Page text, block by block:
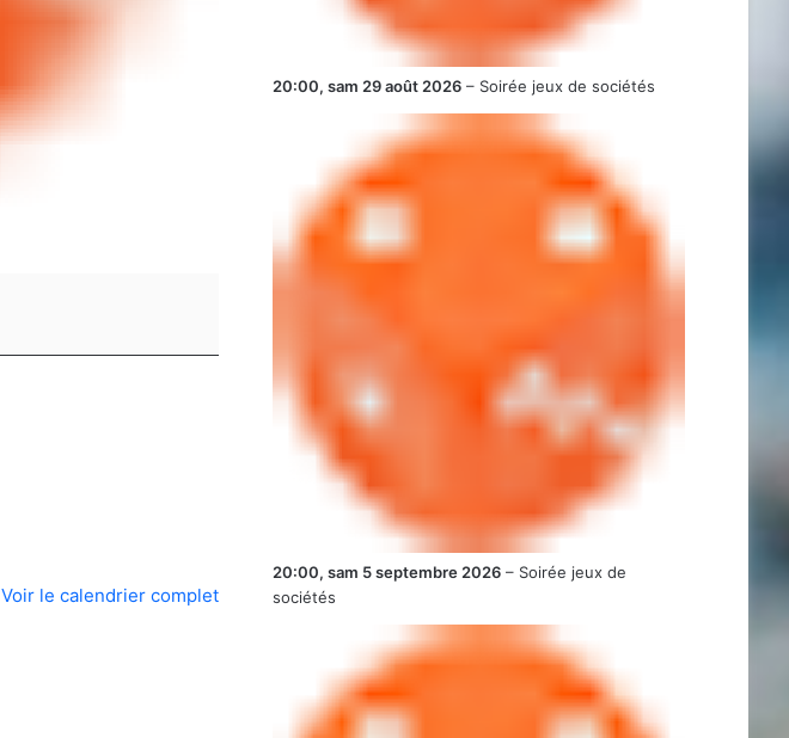
Voir le calendrier complet
20:00, sam 29 août 2026 – Soirée jeux de sociétés
20:00, sam 5 septembre 2026 – Soirée jeux de
sociétés